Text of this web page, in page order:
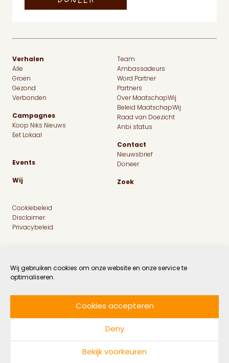
Wij gebruiken cookies om onze website en onze service te
optimaliseren.
Cookies accepteren
Deny
Bekijk voorkeuren
Verhalen
Alle
Groen
Gezond
Verbonden
Campagnes
Koop Niks Nieuws
Eet Lokaal
Events
Wij
Team
Ambassadeurs
Word Partner
Partners
Over MaatschapWij
Beleid MaatschapWij
Raad van Doezicht
Anbi status
Contact
Nieuwsbrief
Doneer
Zoek
Cookiebeleid
Disclaimer
Privacybeleid
InstagramLinkedin